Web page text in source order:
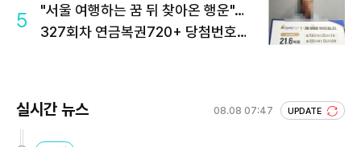
5
"서울 여행하는 꿈 뒤 찾아온 행운"…
327회차 연금복권720+ 당첨번호조
실시간 뉴스 08.08 07:47 UPDATE